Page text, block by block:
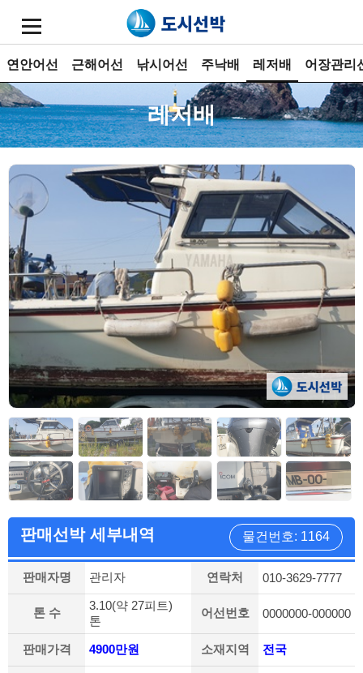
연안어선 근해어선 낚시어선 주낙배 레저배 어장관리
레저배
판매선박 세부내역 물건번호: 1164
판매자명 관리자 연락처 010-3629-7777
톤 수
3.10(약 27피트)
톤
어선번호 0000000-000000
판매가격 4900만원 소재지역 전국